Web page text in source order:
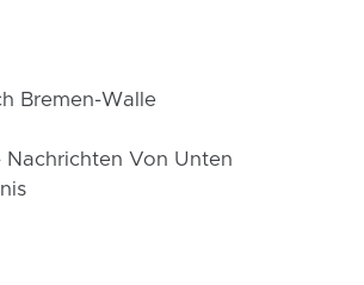
Bremen-Walle
Nachrichten Von Unten